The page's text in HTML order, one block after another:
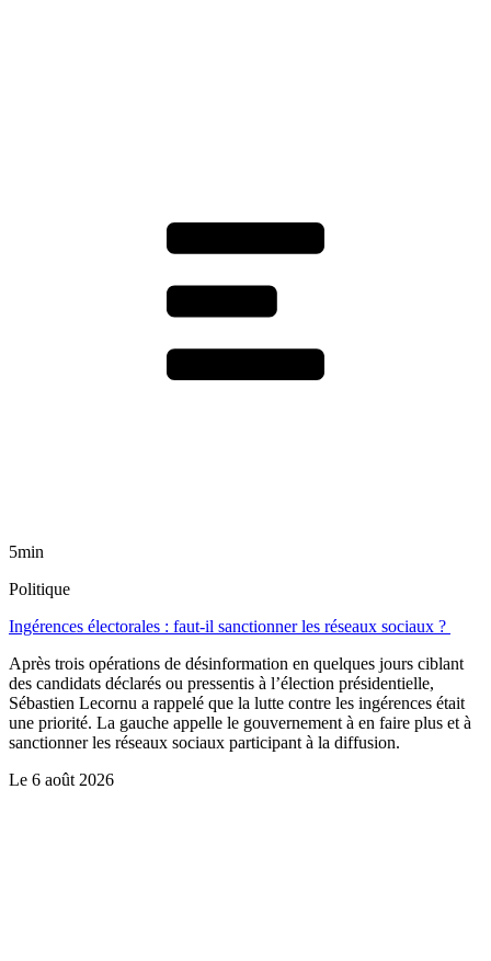
5min
Politique
Ingérences électorales : faut-il sanctionner les réseaux sociaux ?
Après trois opérations de désinformation en quelques jours ciblant
des candidats déclarés ou pressentis à l’élection présidentielle,
Sébastien Lecornu a rappelé que la lutte contre les ingérences était
une priorité. La gauche appelle le gouvernement à en faire plus et à
sanctionner les réseaux sociaux participant à la diffusion.
Le 6 août 2026